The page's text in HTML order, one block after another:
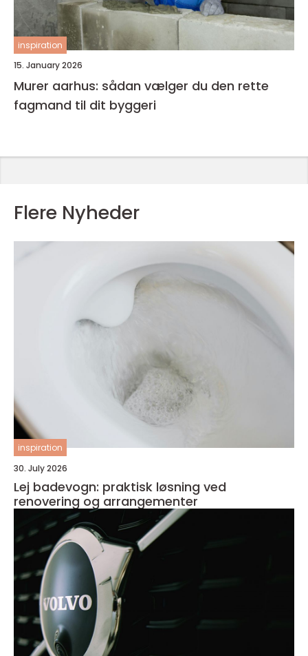
inspiration
15. January 2026
Murer aarhus: sådan vælger du den rette
fagmand til dit byggeri
Flere Nyheder
inspiration
30. July 2026
Lej badevogn: praktisk løsning ved
renovering og arrangementer